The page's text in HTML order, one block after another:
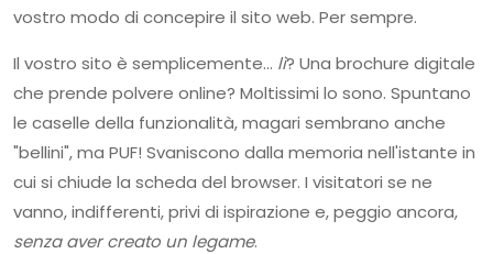
vostro modo di concepire il sito web. Per sempre.
Il vostro sito è semplicemente… lì? Una brochure digitale
che prende polvere online? Moltissimi lo sono. Spuntano
le caselle della funzionalità, magari sembrano anche
"bellini", ma PUF! Svaniscono dalla memoria nell'istante in
cui si chiude la scheda del browser. I visitatori se ne
vanno, indifferenti, privi di ispirazione e, peggio ancora,
senza aver creato un legame.